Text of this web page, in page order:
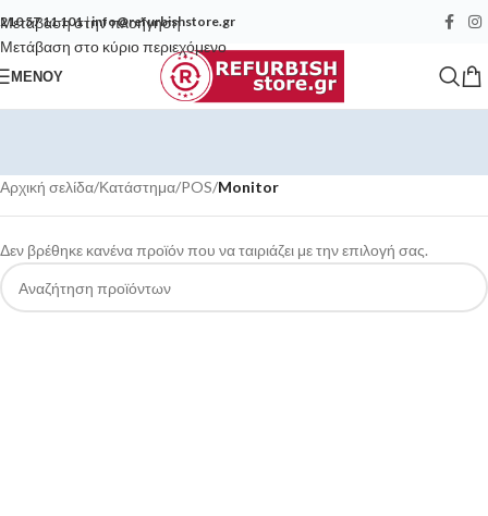
Μετάβαση στην πλοήγηση
Μετάβαση στο κύριο περιεχόμενο
210 57 11 101|info@refurbishstore.gr
ΜΕΝΟΎ
Αρχική σελίδα/Κατάστημα/POS/Monitor
Δεν βρέθηκε κανένα προϊόν που να ταιριάζει με την επιλογή σας.